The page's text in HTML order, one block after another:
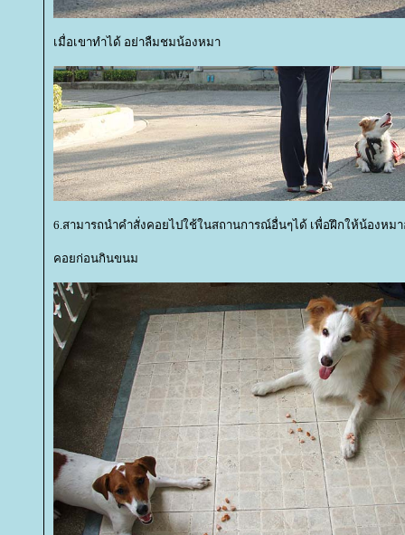
เมื่อเขาทำได้ อย่าลืมชมน้องหมา
6.สามารถนำคำสั่งคอยไปใช้ในสถานการณ์อื่นๆได้ เพื่อฝึกให้น้องหม
คอยก่อนกินขนม